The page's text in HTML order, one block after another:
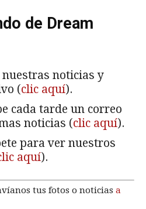
de Dream
nuestras noticias y
(clic aquí).
cada tarde un correo
noticias (clic aquí).
para ver nuestros
aquí).
tus fotos o noticias a